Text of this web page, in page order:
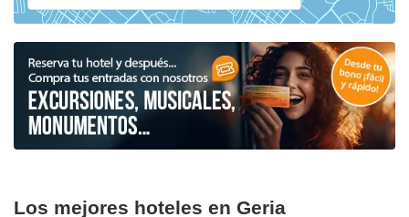
Los mejores hoteles en Geria